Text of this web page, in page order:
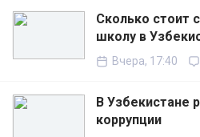
Сколько стоит
школу в
Вчера, 17:40
В
коррупции